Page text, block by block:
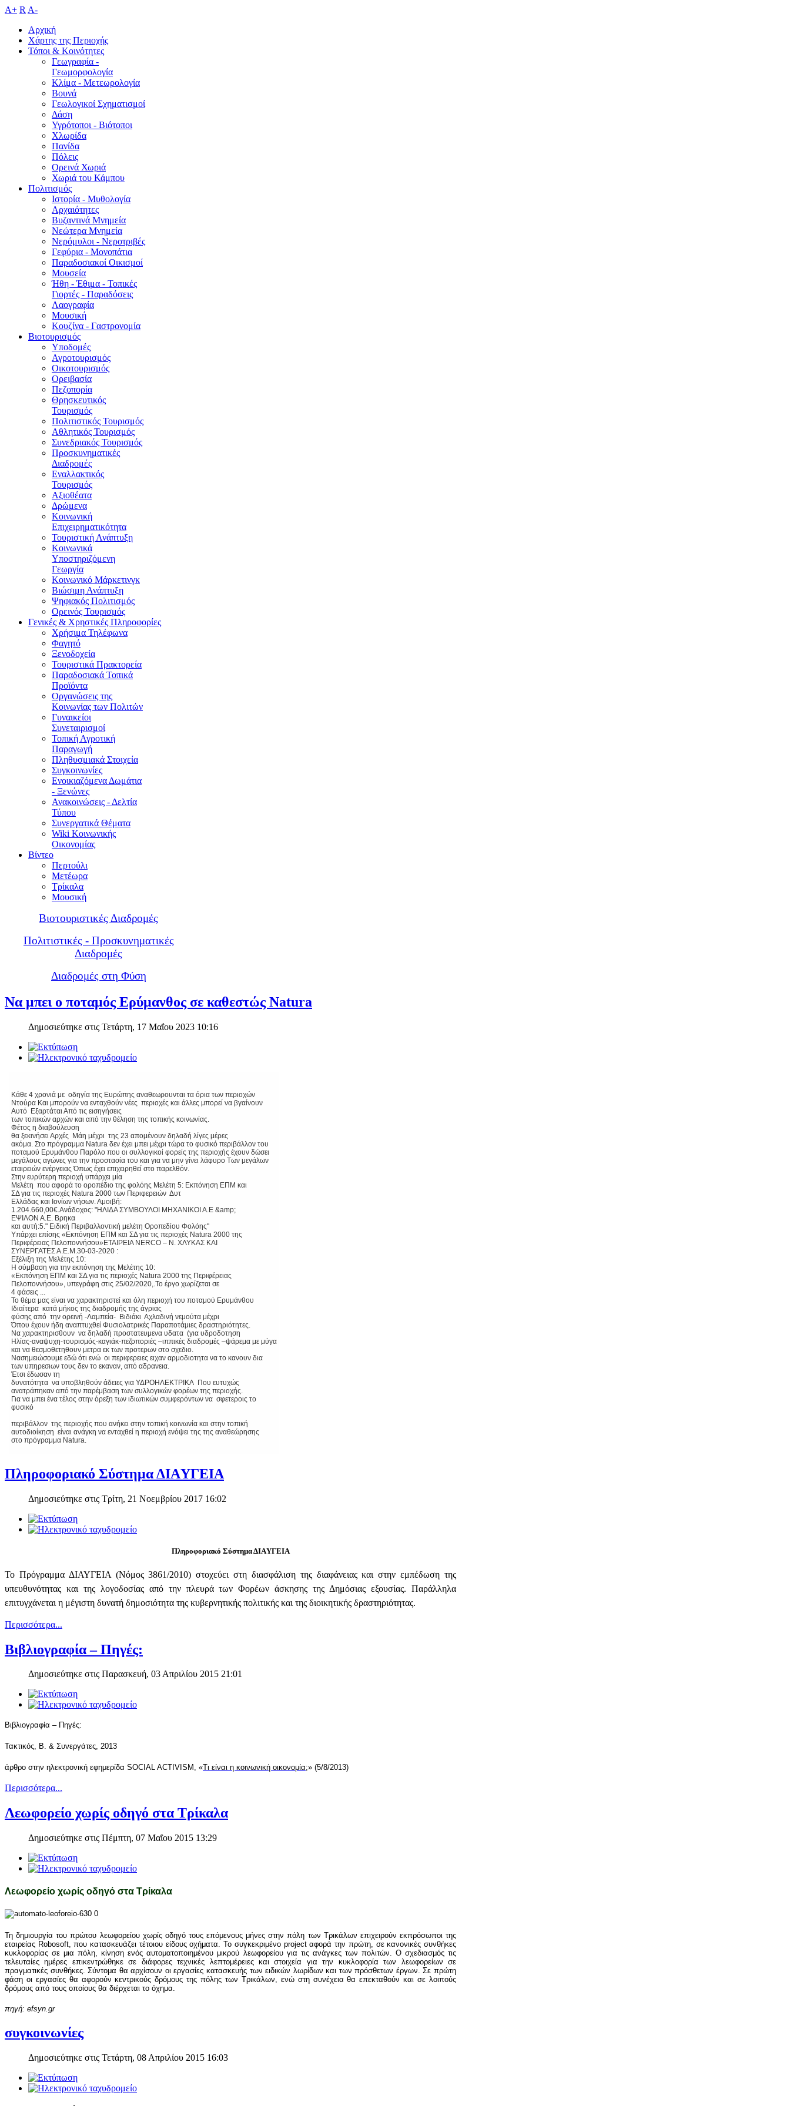
A+ R A-
Αρχική
Χάρτης της Περιοχής
Τόποι & Κοινότητες
Γεωγραφία -
Γεωμορφολογία
Κλίμα - Mετεωρολογία
Βουνά
Γεωλογικοί Σχηματισμοί
Δάση
Υγρότοποι - Βιότοποι
Χλωρίδα
Πανίδα
Πόλεις
Ορεινά Χωριά
Χωριά του Κάμπου
Πολιτισμός
Ιστορία - Μυθολογία
Αρχαιότητες
Βυζαντινά Μνημεία
Νεώτερα Μνημεία
Νερόμυλοι - Nεροτριβές
Γεφύρια - Μονοπάτια
Παραδοσιακοί Οικισμοί
Μουσεία
Ήθη - Έθιμα - Τοπικές
Γιορτές - Παραδόσεις
Λαογραφία
Μουσική
Κουζίνα - Γαστρονομία
Βιοτουρισμός
Υποδομές
Αγροτουρισμός
Οικοτουρισμός
Ορειβασία
Πεζοπορία
Θρησκευτικός
Τουρισμός
Πολιτιστικός Τουρισμός
Αθλητικός Τουρισμός
Συνεδριακός Τουρισμός
Προσκυνηματικές
Διαδρομές
Εναλλακτικός
Τουρισμός
Αξιοθέατα
Δρώμενα
Κοινωνική
Επιχειρηματικότητα
Τουριστική Ανάπτυξη
Κοινωνικά
Υποστηριζόμενη
Γεωργία
Κοινωνικό Μάρκετινγκ
Βιώσιμη Ανάπτυξη
Ψηφιακός Πολιτισμός
Ορεινός Τουρισμός
Γενικές & Χρηστικές Πληροφορίες
Χρήσιμα Τηλέφωνα
Φαγητό
Ξενοδοχεία
Τουριστικά Πρακτορεία
Παραδοσιακά Τοπικά
Προϊόντα
Οργανώσεις της
Κοινωνίας των Πολιτών
Γυναικείοι
Συνεταιρισμοί
Τοπική Αγροτική
Παραγωγή
Πληθυσμιακά Στοιχεία
Συγκοινωνίες
Ενοικιαζόμενα Δωμάτια
- Ξενώνες
Ανακοινώσεις - Δελτία
Τύπου
Συνεργατικά Θέματα
Wiki Κοινωνικής
Οικονομίας
Βίντεο
Περτούλι
Μετέωρα
Τρίκαλα
Μουσική
Βιοτουριστικές Διαδρομές
Πολιτιστικές - Προσκυνηματικές
Διαδρομές
Διαδρομές στη Φύση
Να μπει ο ποταμός Ερύμανθος σε καθεστώς Natura
Δημοσιεύτηκε στις Τετάρτη, 17 Μαΐου 2023 10:16
Κάθε 4 χρονιά με οδηγία της Ευρώπης αναθεωρουνται τα όρια των περιοχών
Ντούρα Και μπορούν να ενταχθούν νέες περιοχές και άλλες μπορεί να βγαίνουν
Αυτό Εξαρτάται Από τις εισηγήσεις
των τοπικών αρχών και από την θέληση της τοπικής κοινωνίας.
Φέτος η διαβούλευση
θα ξεκινήσει Αρχές Μάη μέχρι της 23 απομένουν δηλαδή λίγες μέρες
ακόμα. Στο πρόγραμμα Natura δεν έχει μπει μέχρι τώρα το φυσικό περιβάλλον του
ποταμού Ερυμάνθου Παρόλο που οι συλλογικοί φορείς της περιοχής έχουν δώσει
μεγάλους αγώνες για την προστασία του και για να μην γίνει λάφυρο Των μεγάλων
εταιρειών ενέργειας Όπως έχει επιχειρηθεί στο παρελθόν.
Στην ευρύτερη περιοχή υπάρχει μία
Μελέτη που αφορά το οροπέδιο της φολόης Μελέτη 5: Εκπόνηση ΕΠΜ και
ΣΔ για τις περιοχές Natura 2000 των Περιφερειών Δυτ
Ελλάδας και Ιονίων νήσων. Αμοιβή:
1.204.660,00€.Ανάδοχος: "ΗΛΙΔΑ ΣΥΜΒΟΥΛΟΙ ΜΗΧΑΝΙΚΟΙ Α.Ε &amp;
ΕΨΙΛΟΝ Α.Ε. Βρηκα
και αυτή:5." Ειδική Περιβαλλοντική μελέτη Οροπεδίου Φολόης"
Υπάρχει επίσης «Εκπόνηση ΕΠΜ και ΣΔ για τις περιοχές Natura 2000 της
Περιφέρειας Πελοποννήσου»ΕΤΑΙΡΕΙΑ NERCO – Ν. ΧΛΥΚΑΣ ΚΑΙ
ΣΥΝΕΡΓΑΤΕΣ Α.Ε.Μ.30-03-2020 :
Εξέλιξη της Μελέτης 10:
Η σύμβαση για την εκπόνηση της Μελέτης 10:
«Εκπόνηση ΕΠΜ και ΣΔ για τις περιοχές Natura 2000 της Περιφέρειας
Πελοποννήσου», υπεγράφη στις 25/02/2020,.Το έργο χωρίζεται σε
4 φάσεις ...
Το θέμα μας είναι να χαρακτηριστεί και όλη περιοχή του ποταμού Ερυμάνθου
Ιδιαίτερα κατά μήκος της διαδρομής της άγριας
φύσης από την ορεινή -Λαμπεία- Βιδιάκι Αχλαδινή νεμούτα μέχρι
Όπου έχουν ήδη αναπτυχθεί Φυσιολατρικές Παραποτάμιες δραστηριότητες.
Να χαρακτηρισθουν να δηλαδή προστατευμενα υδατα (για υδροδοτηση
Ηλίας-αναψυχη-τουρισμός-καγιάκ-πεζοποριές –ιππικές διαδρομές –ψάρεμα με μύγα
και να θεσμοθετηθουν μετρα εκ των προτερων στο σχεδιο.
Νασημειώσουμε εδώ ότι ενώ οι περιφερειες ειχαν αρμοδιοτητα να το κανουν δια
των υπηρεσιων τους δεν το εκαναν, από αδρανεια.
Έτσι έδωσαν τη
δυνατότητα να υποβληθούν άδειες για ΥΔΡΟΗΛΕΚΤΡΙΚΑ Που ευτυχώς
ανατράπηκαν από την παρέμβαση των συλλογικών φορέων της περιοχής.
Για να μπει ένα τέλος στην όρεξη των ιδιωτικών συμφερόντων να σφετεροις το
φυσικό
περιβάλλον της περιοχής που ανήκει στην τοπική κοινωνία και στην τοπική
αυτοδιοίκηση είναι ανάγκη να ενταχθεί η περιοχή ενόψει της της αναθεώρησης
στο πρόγραμμα Natura.
Πληροφοριακό Σύστημα ΔΙAΥΓΕΙΑ
Δημοσιεύτηκε στις Τρίτη, 21 Νοεμβρίου 2017 16:02
Πληροφοριακό Σύστημα ΔΙAΥΓΕΙΑ
Το Πρόγραμμα ΔΙΑΥΓΕΙΑ (Νόμος 3861/2010) στοχεύει στη διασφάλιση της διαφάνειας και στην εμπέδωση της
υπευθυνότητας και της λογοδοσίας από την πλευρά των Φορέων άσκησης της Δημόσιας εξουσίας. Παράλληλα
επιτυγχάνεται η μέγιστη δυνατή δημοσιότητα της κυβερνητικής πολιτικής και της διοικητικής δραστηριότητας.
Περισσότερα...
Βιβλιογραφία – Πηγές:
Δημοσιεύτηκε στις Παρασκευή, 03 Απριλίου 2015 21:01
Βιβλιογραφία – Πηγές:
Τακτικός, Β. & Συνεργάτες, 2013
άρθρο στην ηλεκτρονική εφημερίδα SOCIAL ACTIVISM, «Τι είναι η κοινωνική οικονομία;» (5/8/2013)
Περισσότερα...
Λεωφορείο χωρίς οδηγό στα Τρίκαλα
Δημοσιεύτηκε στις Πέμπτη, 07 Μαΐου 2015 13:29
Λεωφορείο χωρίς οδηγό στα Τρίκαλα
Τη δημιουργία του πρώτου λεωφορείου χωρίς οδηγό τους επόμενους μήνες στην πόλη των Τρικάλων επιχειρούν εκπρόσωποι της
εταιρείας Robosoft, που κατασκευάζει τέτοιου είδους οχήματα. Το συγκεκριμένο project αφορά την πρώτη, σε κανονικές συνθήκες
κυκλοφορίας σε μια πόλη, κίνηση ενός αυτοματοποιημένου μικρού λεωφορείου για τις ανάγκες των πολιτών. Ο σχεδιασμός τις
τελευταίες ημέρες επικεντρώθηκε σε διάφορες τεχνικές λεπτομέρειες και στοιχεία για την κυκλοφορία των λεωφορείων σε
πραγματικές συνθήκες. Σύντομα θα αρχίσουν οι εργασίες κατασκευής των ειδικών λωρίδων και των πρόσθετων έργων. Σε πρώτη
φάση οι εργασίες θα αφορούν κεντρικούς δρόμους της πόλης των Τρικάλων, ενώ στη συνέχεια θα επεκταθούν και σε λοιπούς
δρόμους από τους οποίους θα διέρχεται το όχημα.
πηγή: efsyn.gr
συγκοινωνίες
Δημοσιεύτηκε στις Τετάρτη, 08 Απριλίου 2015 16:03